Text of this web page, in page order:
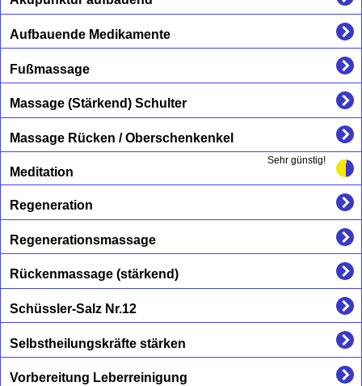
Aufbauende Medikamente
Fußmassage
Massage (Stärkend) Schulter
Massage Rücken / Oberschenkenkel
Sehr günstig!
Meditation
Regeneration
Regenerationsmassage
Rückenmassage (stärkend)
Schüssler-Salz Nr.12
Selbstheilungskräfte stärken
Vorbereitung Leberreinigung